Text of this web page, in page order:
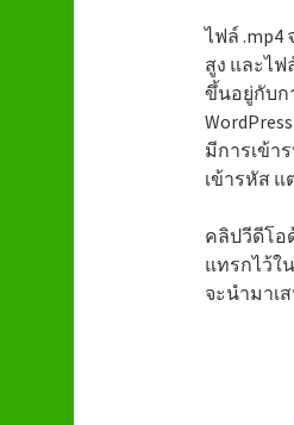
ไฟล์ .mp4
สูง และไ
ขึ้นอยู่กับก
มีการเข้า
เข้ารหัส แ
คลิปวีดีโอ
แทรกไว้ใ
จะนำมาเ